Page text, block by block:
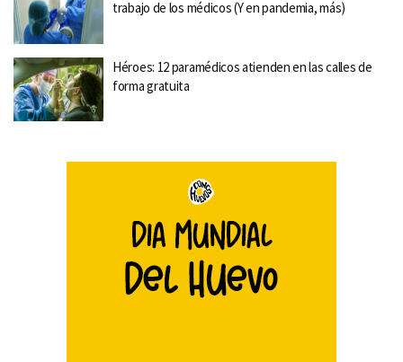
trabajo de los médicos (Y en pandemia, más)
Héroes: 12 paramédicos atienden en las calles de
forma gratuita